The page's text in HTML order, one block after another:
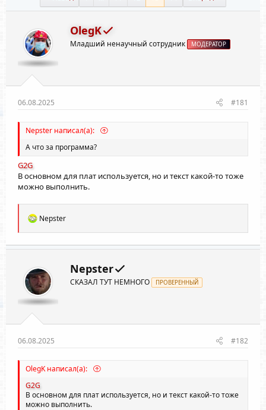
OlegK
Младший ненаучный сотрудник МОДЕРАТОР
06.08.2025 #181
Nepster написал(а):
А что за программа?
G2G
В основном для плат используется, но и текст какой-то тоже
можно выполнить.
Р
а
к
и
и
:
Nepster
Nepster
СКАЗАЛ ТУТ НЕМНОГО ПРОВЕРЕННЫЙ
06.08.2025 #182
OlegK написал(а):
G2G
В основном для плат используется, но и текст какой-то тоже
можно выполнить.